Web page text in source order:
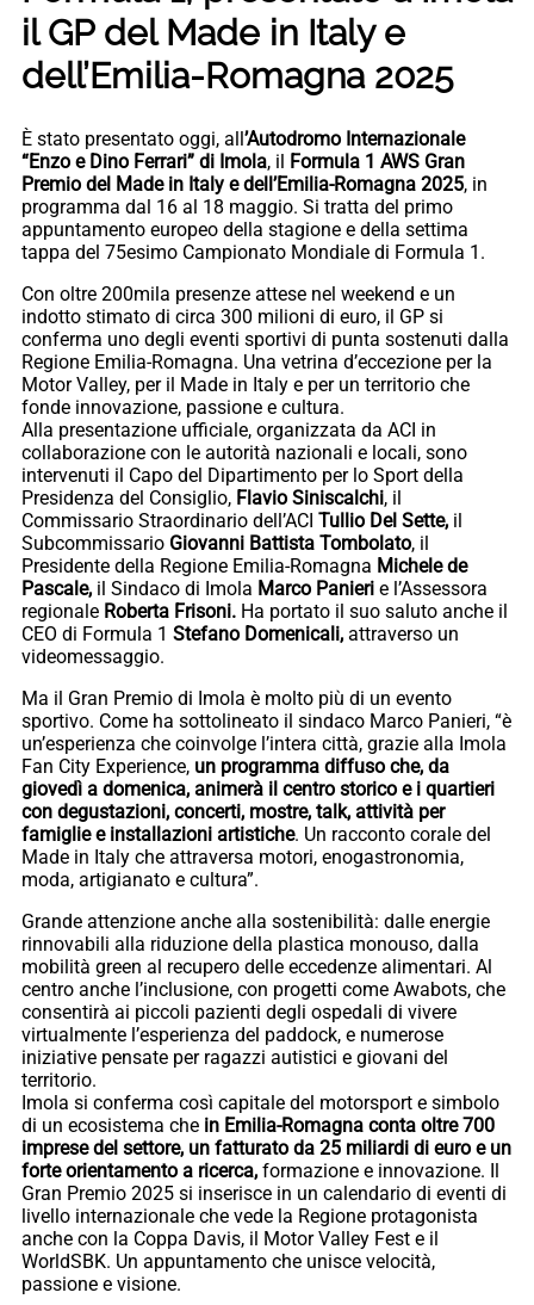
il GP del Made in Italy e
dell’Emilia-Romagna 2025
È stato presentato oggi, all’Autodromo Internazionale
“Enzo e Dino Ferrari” di Imola, il Formula 1 AWS Gran
Premio del Made in Italy e dell’Emilia-Romagna 2025, in
programma dal 16 al 18 maggio. Si tratta del primo
appuntamento europeo della stagione e della settima
tappa del 75esimo Campionato Mondiale di Formula 1.
Con oltre 200mila presenze attese nel weekend e un
indotto stimato di circa 300 milioni di euro, il GP si
conferma uno degli eventi sportivi di punta sostenuti dalla
Regione Emilia-Romagna. Una vetrina d’eccezione per la
Motor Valley, per il Made in Italy e per un territorio che
fonde innovazione, passione e cultura.
Alla presentazione ufficiale, organizzata da ACI in
collaborazione con le autorità nazionali e locali, sono
intervenuti il Capo del Dipartimento per lo Sport della
Presidenza del Consiglio, Flavio Siniscalchi, il
Commissario Straordinario dell’ACI Tullio Del Sette, il
Subcommissario Giovanni Battista Tombolato, il
Presidente della Regione Emilia-Romagna Michele de
Pascale, il Sindaco di Imola Marco Panieri e l’Assessora
regionale Roberta Frisoni. Ha portato il suo saluto anche il
CEO di Formula 1 Stefano Domenicali, attraverso un
videomessaggio.
Ma il Gran Premio di Imola è molto più di un evento
sportivo. Come ha sottolineato il sindaco Marco Panieri, “è
un’esperienza che coinvolge l’intera città, grazie alla Imola
Fan City Experience, un programma diffuso che, da
giovedì a domenica, animerà il centro storico e i quartieri
con degustazioni, concerti, mostre, talk, attività per
famiglie e installazioni artistiche. Un racconto corale del
Made in Italy che attraversa motori, enogastronomia,
moda, artigianato e cultura”.
Grande attenzione anche alla sostenibilità: dalle energie
rinnovabili alla riduzione della plastica monouso, dalla
mobilità green al recupero delle eccedenze alimentari. Al
centro anche l’inclusione, con progetti come Awabots, che
consentirà ai piccoli pazienti degli ospedali di vivere
virtualmente l’esperienza del paddock, e numerose
iniziative pensate per ragazzi autistici e giovani del
territorio.
Imola si conferma così capitale del motorsport e simbolo
di un ecosistema che in Emilia-Romagna conta oltre 700
imprese del settore, un fatturato da 25 miliardi di euro e un
forte orientamento a ricerca, formazione e innovazione. Il
Gran Premio 2025 si inserisce in un calendario di eventi di
livello internazionale che vede la Regione protagonista
anche con la Coppa Davis, il Motor Valley Fest e il
WorldSBK. Un appuntamento che unisce velocità,
passione e visione.